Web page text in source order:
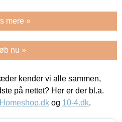
mere »
nu »
kender vi alle sammen,
på nettet? Her er der bl.a.
Homeshop.dk og 10-4.dk.